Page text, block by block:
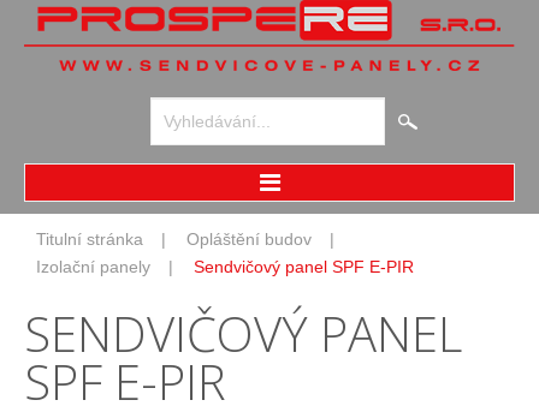
Home
Opláštění budov
Speciální panely
Skládané pláště
Designové opláštění
Titulní stránka
Opláštění budov
Izolační panely
Sendvičový panel SPF E-PIR
SENDVIČOVÝ PANEL
SPF E-PIR